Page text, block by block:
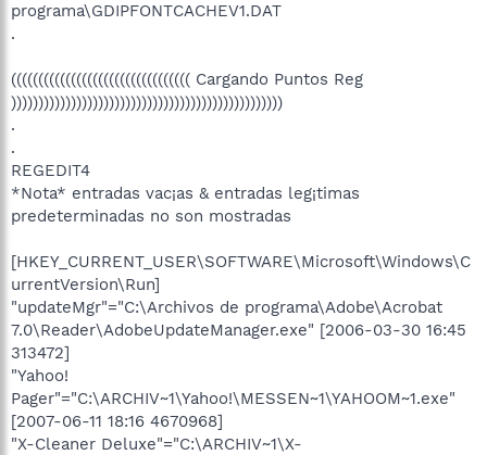
programa\GDIPFONTCACHEV1.DAT
.
((((((((((((((((((((((((((((((((( Cargando Puntos Reg
))))))))))))))))))))))))))))))))))))))))))))))))))
.
.
REGEDIT4
*Nota* entradas vac¡as & entradas leg¡timas
predeterminadas no son mostradas
[HKEY_CURRENT_USER\SOFTWARE\Microsoft\Windows\C
urrentVersion\Run]
"updateMgr"="C:\Archivos de programa\Adobe\Acrobat
7.0\Reader\AdobeUpdateManager.exe" [2006-03-30 16:45
313472]
"Yahoo!
Pager"="C:\ARCHIV~1\Yahoo!\MESSEN~1\YAHOOM~1.exe"
[2007-06-11 18:16 4670968]
"X-Cleaner Deluxe"="C:\ARCHIV~1\X-